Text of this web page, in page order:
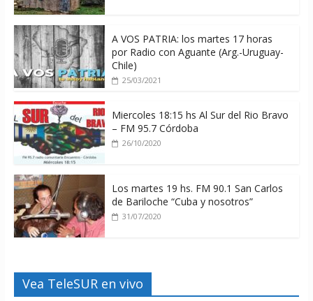
A VOS PATRIA: los martes 17 horas
por Radio con Aguante (Arg.-Uruguay-
Chile)
25/03/2021
Miercoles 18:15 hs Al Sur del Rio Bravo
– FM 95.7 Córdoba
26/10/2020
Los martes 19 hs. FM 90.1 San Carlos
de Bariloche “Cuba y nosotros”
31/07/2020
Vea TeleSUR en vivo